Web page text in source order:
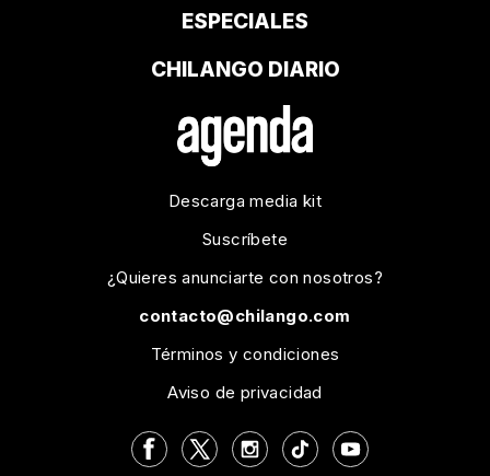
ESPECIALES
CHILANGO DIARIO
Descarga media kit
Suscríbete
¿Quieres anunciarte con nosotros?
contacto@chilango.com
Términos y condiciones
Aviso de privacidad